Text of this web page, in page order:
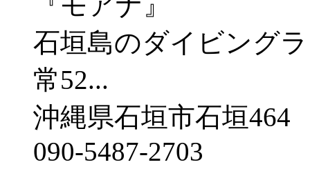
石垣島のダイビング
常52...
沖縄県石垣市石垣464
090-5487-2703